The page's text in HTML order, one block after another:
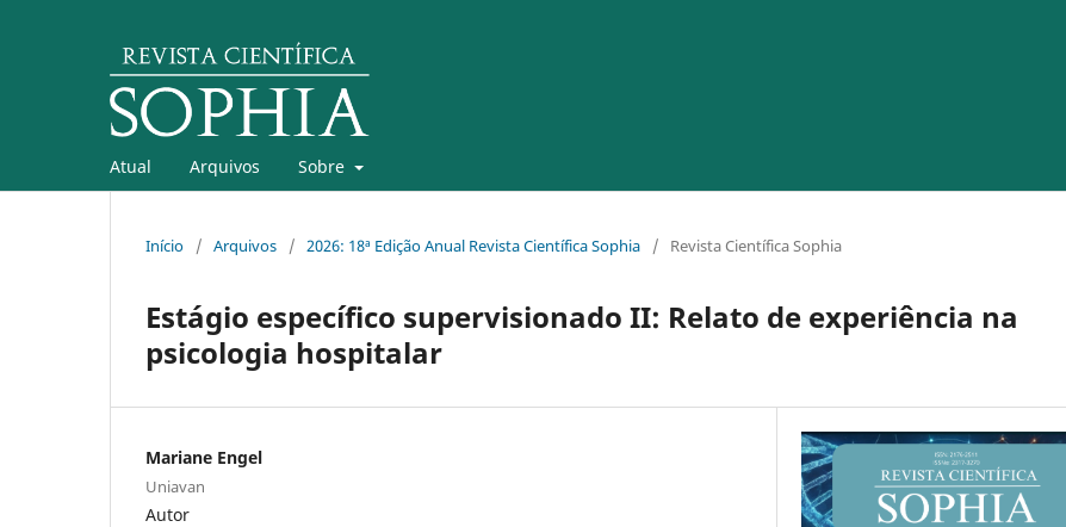
Atual Arquivos Sobre
Início / Arquivos / 2026: 18ª Edição Anual Revista Científica Sophia / Revista Científica Sophia
Estágio específico supervisionado II: Relato de experiência na
psicologia hospitalar
Mariane Engel
Uniavan
Autor